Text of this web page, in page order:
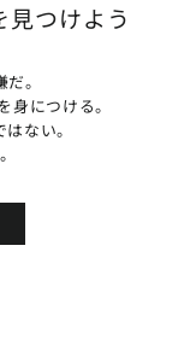
つけよう
。
につける。
ない。